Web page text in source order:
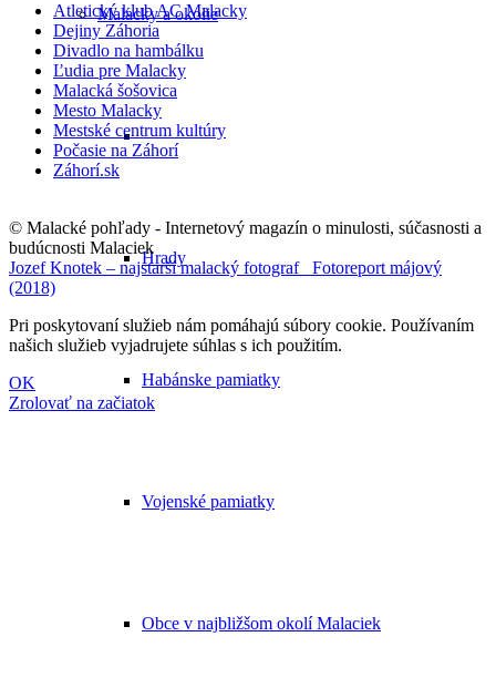
Malacky a okolie
Hrady
Habánske pamiatky
Vojenské pamiatky
Obce v najbližšom okolí Malaciek
Atletický klub AC Malacky
Dejiny Záhoria
Divadlo na hambálku
Ľudia pre Malacky
Malacká šošovica
Mesto Malacky
Mestské centrum kultúry
Počasie na Záhorí
Záhorí.sk
© Malacké pohľady - Internetový magazín o minulosti, súčasnosti a
budúcnosti Malaciek
Jozef Knotek – najstarší malacký fotograf
Fotoreport májový
(2018)
Pri poskytovaní služieb nám pomáhajú súbory cookie. Používaním
našich služieb vyjadrujete súhlas s ich použitím.
OK
Zrolovať na začiatok